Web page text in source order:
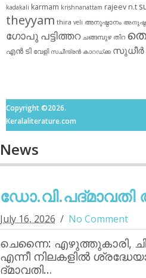
kadakali karmam krishnanattam rajeev n.t
theyyam thira veli അനുഷ്ഠാനം
ഗോപു പട്ടിത്തറ ചങ്ങമ്പുഴ തിറ
എൻ ടി വേളി സചീന്ദ്രന്‍ കാറഡ്ക്ക സുധീര്‍
Copyright ©2026.
Keralaliterature.com
News
ഡോ.വി.പദ്മാവതി
July 16, 2026 No Comment
ചെന്നൈ: എഴുത്തുകാരി,
എന്നീ നിലകളില്‍
ദ്മാവതി…